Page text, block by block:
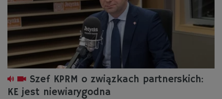
Szef KPRM o związkach partnerskich:
KE jest niewiarygodna